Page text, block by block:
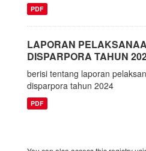
PDF
LAPORAN
DISPARPORA TAHUN
berisi tentang laporan
disparpora tahun 2024
PDF